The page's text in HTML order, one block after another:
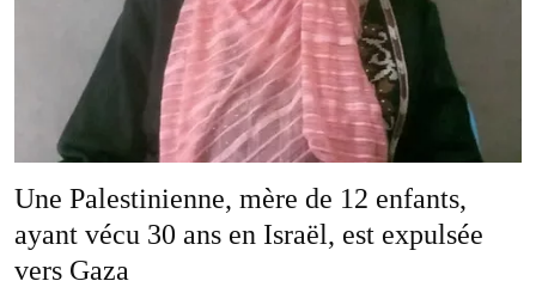
Une Palestinienne, mère de 12 enfants,
ayant vécu 30 ans en Israël, est expulsée
vers Gaza